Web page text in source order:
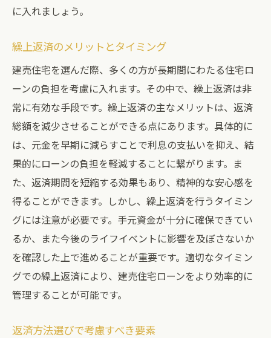
に入れましょう。
繰上返済のメリットとタイミング
建売住宅を選んだ際、多くの方が長期間にわたる住宅ロ
ーンの負担を考慮に入れます。その中で、繰上返済は非
常に有効な手段です。繰上返済の主なメリットは、返済
総額を減少させることができる点にあります。具体的に
は、元金を早期に減らすことで利息の支払いを抑え、結
果的にローンの負担を軽減することに繋がります。ま
た、返済期間を短縮する効果もあり、精神的な安心感を
得ることができます。しかし、繰上返済を行うタイミン
グには注意が必要です。手元資金が十分に確保できてい
るか、また今後のライフイベントに影響を及ぼさないか
を確認した上で進めることが重要です。適切なタイミン
グでの繰上返済により、建売住宅ローンをより効率的に
管理することが可能です。
返済方法選びで考慮すべき要素